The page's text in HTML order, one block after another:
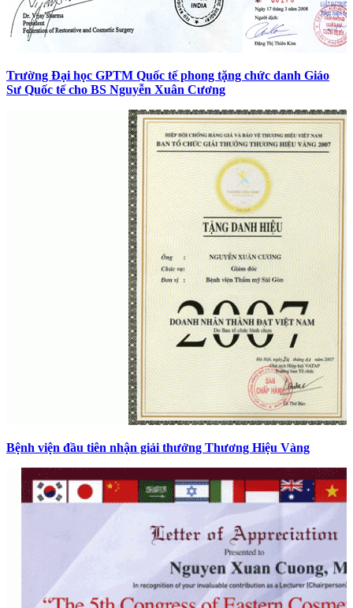
Trường Đại học GPTM Quốc tế phong tặng chức danh Giáo
Sư Quốc tế cho BS Nguyễn Xuân Cương
Bệnh viện đầu tiên nhận giải thưởng Thương Hiệu Vàng